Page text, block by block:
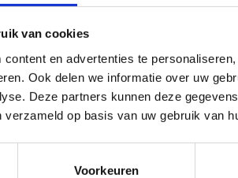
van cookies
en advertenties te
Ook delen we informatie over uw
Deze partners kunnen deze
verzameld op basis van uw gebruik van
Voorkeuren
inschakelen voor het vervoer?
Dan zetten wij de koffie klaar en
cake.